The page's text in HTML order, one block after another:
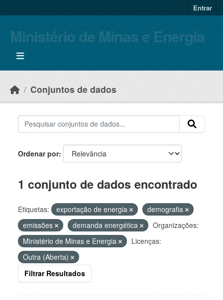
Entrar
Ministério de Minas e Energia
Conjuntos de dados
Ordenar por
1 conjunto de dados encontrado
Etiquetas: exportação de energia
demografia
emissões
demanda energética
Organizações:
Ministério de Minas e Energia
Licenças:
Outra (Aberta)
Filtrar Resultados